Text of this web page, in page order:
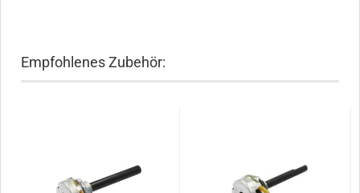
Empfohlenes Zubehör: